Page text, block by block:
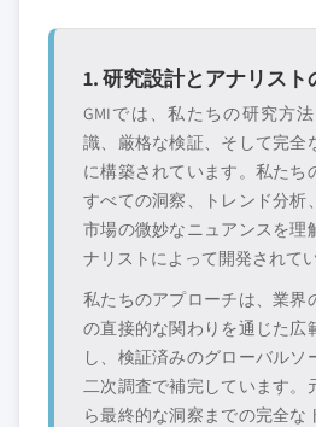
1. 研究設計とアナリスト
GMIでは、私たちの研究方
識、厳格な検証、そして完全
に構築されています。私たち
すべての洞察、トレンド分析
市場の微妙なニュアンスを理
ナリストによって開発されてい
私たちのアプローチは、業界
の直接的な関わりを通じた広
し、検証済みのグローバルソ
二次調査で補完しています。
ら最終的な洞察までの完全な